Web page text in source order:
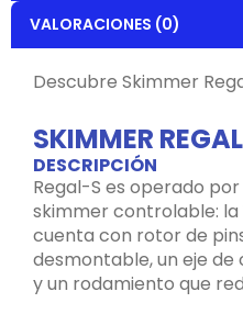
VALORACIONES (0)
Descubre Skimmer
SKIMMER
DESCRIPCIÓN
Regal-S es operado
skimmer controlable: la
cuenta con rotor de
desmontable, un eje
y un rodamiento que